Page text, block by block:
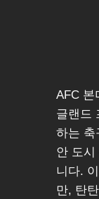
AFC 본
글랜드
하는 축
안 도시
니다.
만, 탄